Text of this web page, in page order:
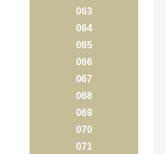
063
064
065
066
067
068
069
070
071